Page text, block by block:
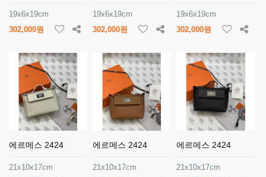
19x6x19cm
302,000원
19x6x19cm
302,000원
19x6x19cm
302,000원
에르메스 2424
21x10x17cm
에르메스 2424
21x10x17cm
에르메스 2424
21x10x17cm